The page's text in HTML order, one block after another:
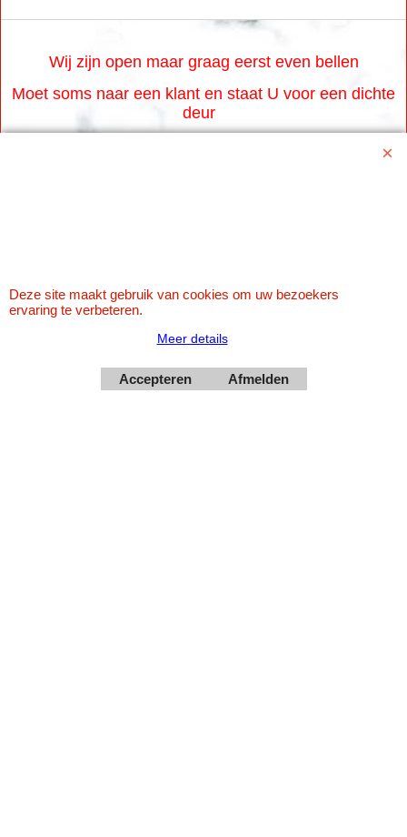
Wij zijn open maar graag eerst even bellen
Moet soms naar een klant en staat U voor een dichte
deur
0599-661302
Betaal veilig via Uw eigen bank
Deze site maakt gebruik van cookies om uw bezoekers
ervaring te verbeteren.
Meer details
Accepteren Afmelden